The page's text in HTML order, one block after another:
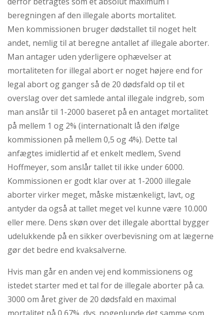
beregningen af den illegale aborts mortalitet.
Men kommissionen bruger dødstallet til noget helt
andet, nemlig til at beregne antallet af illegale aborter.
Man antager uden yderligere ophævelser at
mortaliteten for illegal abort er noget højere end for
legal abort og ganger så de 20 dødsfald op til et
overslag over det samlede antal illegale indgreb, som
man anslår til 1-2000 baseret på en antaget mortalitet
på mellem 1 og 2% (internationalt lå den ifølge
kommissionen på mellem 0,5 og 4%). Dette tal
anfægtes imidlertid af et enkelt medlem, Svend
Hoffmeyer, som anslår tallet til ikke under 6000.
Kommissionen er godt klar over at 1-2000 illegale
aborter virker meget, måske mistænkeligt, lavt, og
antyder da også at tallet meget vel kunne være 10.000
eller mere. Dens skøn over det illegale aborttal bygger
udelukkende på en sikker overbevisning om at lægerne
gør det bedre end kvaksalverne.
Hvis man går en anden vej end kommissionens og
istedet starter med et tal for de illegale aborter på ca.
3000 om året giver de 20 dødsfald en maximal